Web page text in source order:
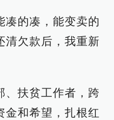
凑的凑，能变卖的
清欠款后，我重新
、扶贫工作者，跨
金和希望，扎根红